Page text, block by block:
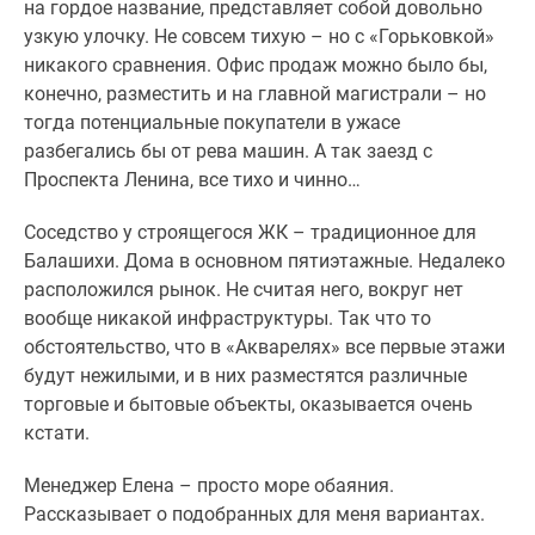
на гордое название, представляет собой довольно
узкую улочку. Не совсем тихую – но с «Горьковкой»
никакого сравнения. Офис продаж можно было бы,
конечно, разместить и на главной магистрали – но
тогда потенциальные покупатели в ужасе
разбегались бы от рева машин. А так заезд с
Проспекта Ленина, все тихо и чинно…
Соседство у строящегося ЖК – традиционное для
Балашихи. Дома в основном пятиэтажные. Недалеко
расположился рынок. Не считая него, вокруг нет
вообще никакой инфраструктуры. Так что то
обстоятельство, что в «Акварелях» все первые этажи
будут нежилыми, и в них разместятся различные
торговые и бытовые объекты, оказывается очень
кстати.
Менеджер Елена – просто море обаяния.
Рассказывает о подобранных для меня вариантах.